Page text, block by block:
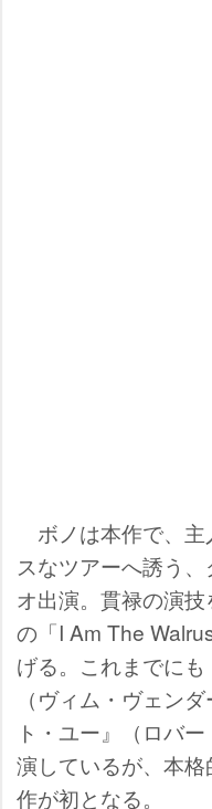
ボノは本作で、主
スなツアーへ誘う
オ出演。貫禄の演
の「I Am The
げる。これまでにも
（ヴィム・ヴェン
ト・ユー』（ロバ
演しているが、本
作が初となる。